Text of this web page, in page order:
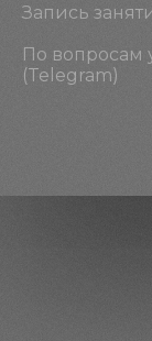
Запись
По вопросам
(Telegram)
театр
ВК ТГ